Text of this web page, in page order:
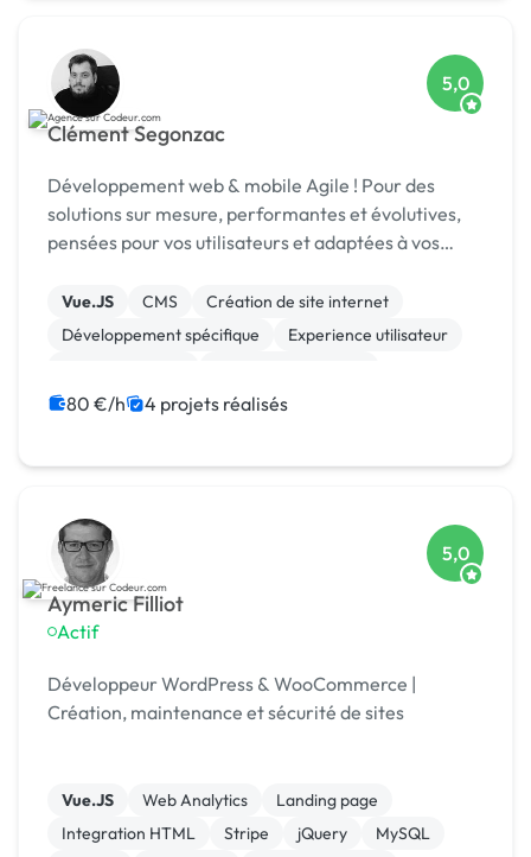
Clément Segonzac
5,0
Développement web & mobile Agile ! Pour des
solutions sur mesure, performantes et évolutives,
pensées pour vos utilisateurs et adaptées à vos
Vue.JS CMS
Création de site internet
Développement spécifique
Experience utilisateur
Migration ou refonte de site
80 €/h 4 projets réalisés
Aymeric Filliot
Actif
5,0
Développeur WordPress & WooCommerce |
Création, maintenance et sécurité de sites
Vue.JS Web Analytics
Landing page
Integration HTML
Stripe jQuery
MySQL